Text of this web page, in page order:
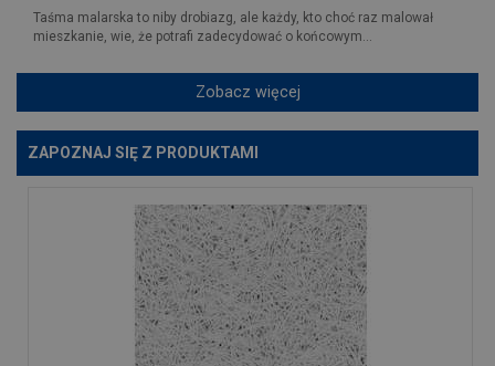
Taśma malarska to niby drobiazg, ale każdy, kto choć raz malował
mieszkanie, wie, że potrafi zadecydować o końcowym...
Zobacz więcej
ZAPOZNAJ SIĘ Z PRODUKTAMI